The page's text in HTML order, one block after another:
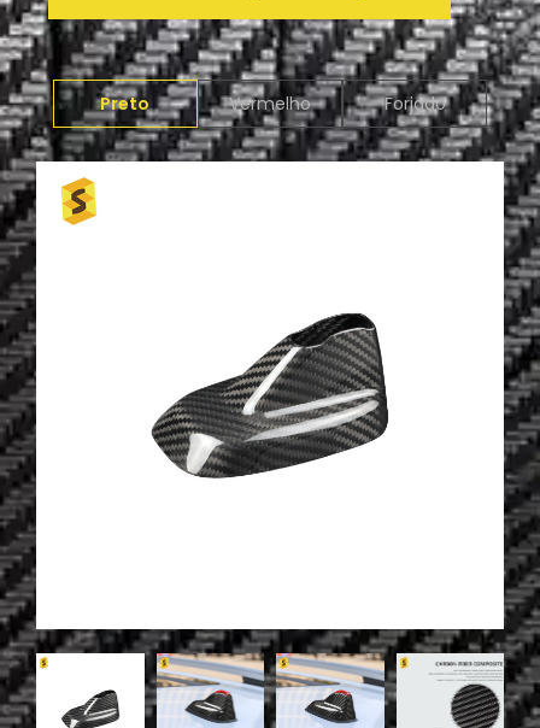
Preto Vermelho Forjado